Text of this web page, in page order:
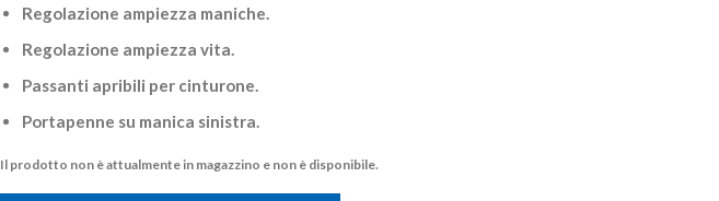
Regolazione ampiezza maniche.
Regolazione ampiezza vita.
Passanti apribili per cinturone.
Portapenne su manica sinistra.
Il prodotto non è attualmente in magazzino e non è disponibile.